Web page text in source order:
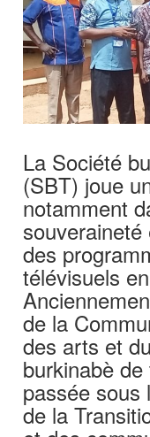
La Société
(SBT) joue
notamment
des
télévisuels
de la
des arts et
burkinabè
passée sous
de la